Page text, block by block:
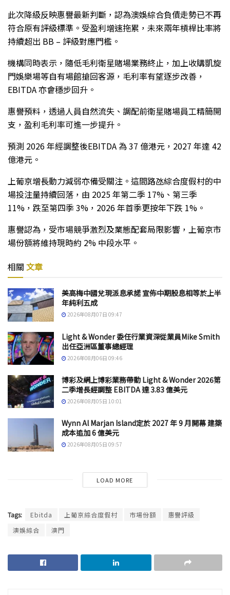
此次降級反映惠譽最新判斷，認為澳娛綜合負債走勢已不再
符合原有評級標準。受盈利增速拖累，未來兩年槓桿比率將
持續超出 BB – 評級對應門檻。
機構同時表示，隨低毛利衛星賭場業務終止，加上收購凱旋
門娛樂場等自有場館搶回客源，毛利率有望逐步改善，
EBITDA 亦會穩步回升。
惠譽預料，透過人員自然流失、調配前衛星賭場員工精簡開
支，盈利毛利率可進一步提升。
預測 2026 年經調整後EBITDA 為 37 億港元，2027 年達 42
億港元。
上葡京增長動力減弱亦備受關注。這間路氹綜合度假村的中
場投注量持續回落，由 2025 年第二季 17%、第三季
11%，跌至第四季 3%，2026 年首季更按年下跌 1%。
惠譽認為，受市場競爭激烈及業態配套局限影響，上葡京市
場份額將維持現時約 2% 中段水平。
相關 文章
美高梅中國兌現派息承諾 宣佈中期股息相等於上半
年純利五成
2026年08月07日 09:47
Light & Wonder 委任行業資深從業員Mike Smith
出任亞洲區董事總經理
2026年08月06日 09:46
博彩及網上博彩業務帶動 Light & Wonder 2026第
二季增長經調整 EBITDA 達 3.83 億美元
2026年08月05日 10:01
Wynn Al Marjan Island定於 2027 年 9 月開幕 建築
成本追加 6 億美元
2026年08月05日 09:57
LOAD MORE
Tags: Ebitda 上葡京綜合度假村 市場份額
惠譽評級
澳娛綜合
澳門